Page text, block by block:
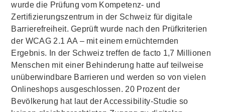
wurde die Prüfung vom Kompetenz- und
Zertifizierungszentrum in der Schweiz für digitale
Barrierefreiheit. Geprüft wurde nach den Prüfkriterien
der WCAG 2.1 AA – mit einem ernüchternden
Ergebnis. In der Schweiz treffen de facto 1,7 Millionen
Menschen mit einer Behinderung hatte auf teilweise
unüberwindbare Barrieren und werden so von vielen
Onlineshops ausgeschlossen. 20 Prozent der
Bevölkerung hat laut der Accessibility-Studie so